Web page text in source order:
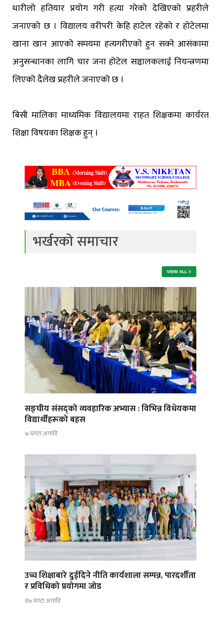
धारीलो हतियार प्रयोग गरी हत्या गरेको देखिएको प्रहरीले
जनाएको छ । विद्यालय वरीपरी केहि हाटेल रहेको र होटेलमा
खाना खान आएको समयमा हत्यगरीएको हुन सक्ने आसंकामा
अनुसन्धानका लागि चार जना होटेल सञ्चालकलाई नियन्त्रणमा
लिएको दैलेख प्रहरीले जनाएको छ ।
बिसी मालिका माध्यमिक विद्यालयमा राहत शिक्षकमा कार्यरत
शिक्षा विषयका शिक्षक हुन् ।
भर्खरको समाचार
VIEW ALL
सङ्घीय संसद्को व्यवहारिक अभ्यास : विभिन्न विधेयकमा
विद्यार्थीहरूको बहस
७ घण्टा अगाडि
उच्च शिक्षाबारे दुईदिने नीति कार्यशाला सम्पन्न, पारदर्शीता
र प्रविधिको प्रयोगमा जोड
१७ घण्टा अगाडि